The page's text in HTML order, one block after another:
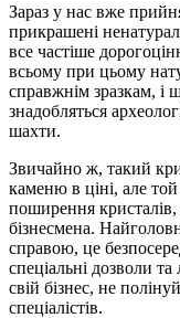
Зараз у нас вже
прикрашені
все частіше
всьому при цьому
справжнім зразкам, і
знадобляться
шахти.
Звичайно ж, такий
каменю в ціні, але
поширення
бізнесмена.
справою, це
спеціальні дозволи
свій бізнес, не
спеціалістів.